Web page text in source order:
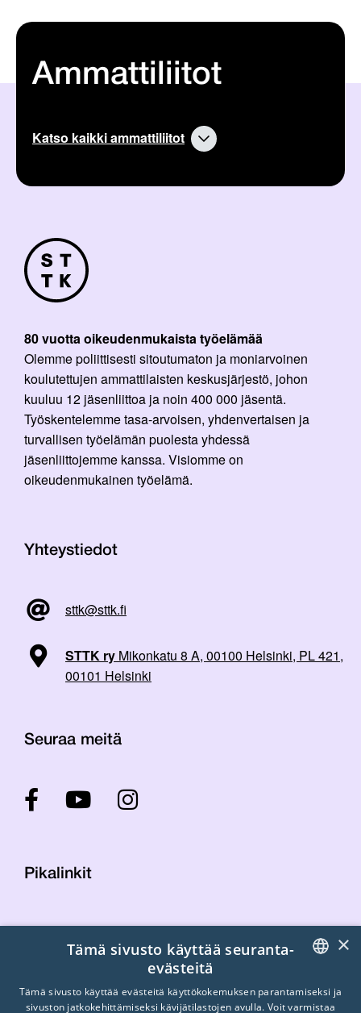
Ammattiliitot
Katso kaikki ammattiliitot
80 vuotta oikeudenmukaista työelämää
Olemme poliittisesti sitoutumaton ja moniarvoinen
koulutettujen ammattilaisten keskusjärjestö, johon
kuuluu 12 jäsenliittoa ja noin 400 000 jäsentä.
Työskentelemme tasa-arvoisen, yhdenvertaisen ja
turvallisen työelämän puolesta yhdessä
jäsenliittojemme kanssa. Visiomme on
oikeudenmukainen työelämä.
Yhteystiedot
sttk@sttk.fi
STTK ry Mikonkatu 8 A, 00100 Helsinki, PL 421,
00101 Helsinki
Seuraa meitä
Pikalinkit
Laskutustiedot
Tietosuojaseloste
FINNISH
×
Tämä sivusto käyttää seuranta-
evästeitä
Tämä sivusto käyttää evästeitä käyttökokemuksen parantamiseksi ja
sivuston jatkokehittämiseksi kävijätilastojen avulla. Voit varmistaa